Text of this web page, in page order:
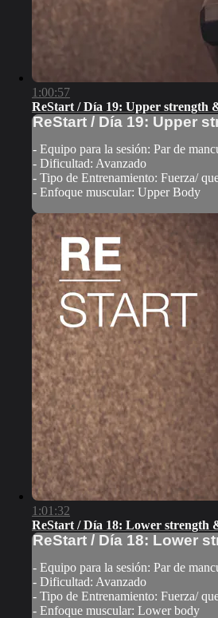
1:00:57
ReStart / Día 19: Upper strength
ReStart / Día 19: Upper
- Equipo para la sesión: Par de
- Dificultad: Avanzado
- Tipo de Entrenamiento: Fuerza/
- Enfoque muscular: Upper Body
1:01:32
ReStart / Día 18: Lower strength
ReStart / Día 18: Lower
- Equipo para la sesión: Par de
- Dificultad: Avanzado
- Tipo de Entrenamiento: Fuerza/
- Enfoque muscular: Lower body